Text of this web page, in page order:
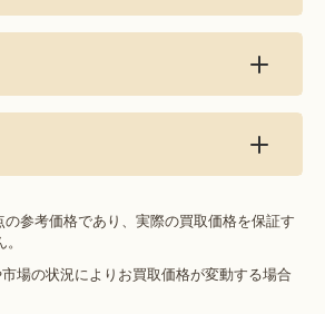
参考価格であり、実際の買取価格を保証す
場の状況によりお買取価格が変動する場合